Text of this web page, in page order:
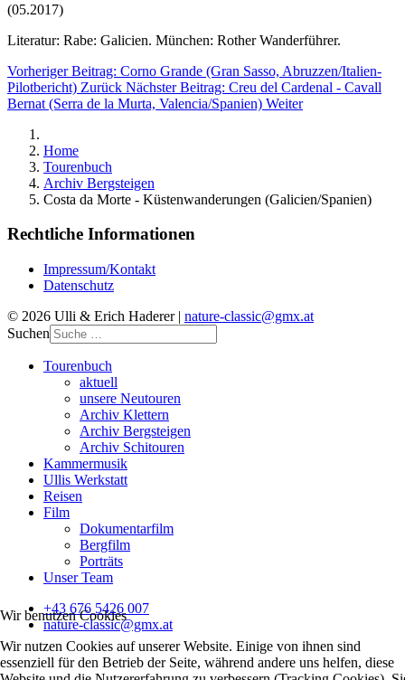
(05.2017)
Literatur: Rabe: Galicien. München: Rother Wanderführer.
Vorheriger Beitrag: Corno Grande (Gran Sasso, Abruzzen/Italien-
Pilotbericht) Zurück Nächster Beitrag: Creu del Cardenal - Cavall
Bernat (Serra de la Murta, Valencia/Spanien) Weiter
Home
Tourenbuch
Archiv Bergsteigen
Costa da Morte - Küstenwanderungen (Galicien/Spanien)
Rechtliche Informationen
Impressum/Kontakt
Datenschutz
© 2026 Ulli & Erich Haderer | nature-classic@gmx.at
Suchen
Tourenbuch
aktuell
unsere Neutouren
Archiv Klettern
Archiv Bergsteigen
Archiv Schitouren
Kammermusik
Ullis Werkstatt
Reisen
Film
Dokumentarfilm
Bergfilm
Porträts
Unser Team
+43 676 5426 007
nature-classic@gmx.at
Wir benutzen Cookies
Wir nutzen Cookies auf unserer Website. Einige von ihnen sind
essenziell für den Betrieb der Seite, während andere uns helfen, diese